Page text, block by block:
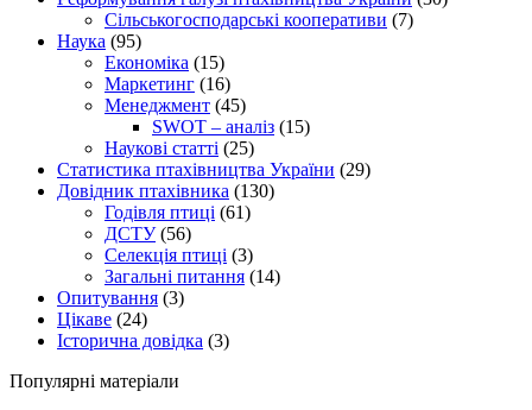
Сільськогосподарські кооперативи (7)
Наука (95)
Економіка (15)
Маркетинг (16)
Менеджмент (45)
SWOT – аналіз (15)
Наукові статті (25)
Статистика птахівництва України (29)
Довідник птахівника (130)
Годівля птиці (61)
ДСТУ(56)
Селекція птиці (3)
Загальні питання (14)
Опитування (3)
Цікаве (24)
Історична довідка (3)
Популярні матеріали